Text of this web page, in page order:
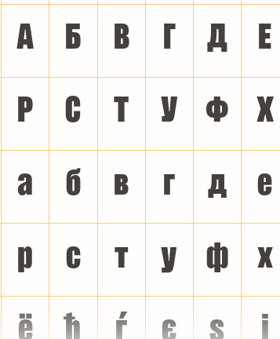
А Б В Г Д Е
Р С Т У Ф Х
а б в г д е
р с т у ф х
ё ђ ѓ є ѕ і